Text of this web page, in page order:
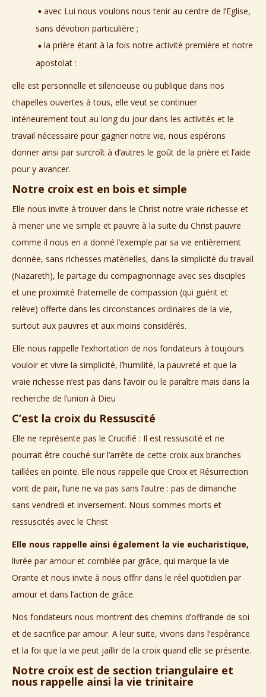
avec Lui nous voulons nous tenir au centre de l’Eglise,
sans dévotion particulière ;
la prière étant à la fois notre activité première et notre
apostolat :
elle est personnelle et silencieuse ou publique dans nos
chapelles ouvertes à tous, elle veut se continuer
intérieurement tout au long du jour dans les activités et le
travail nécessaire pour gagner notre vie, nous espérons
donner ainsi par surcroît à d’autres le goût de la prière et l’aide
pour y avancer.
Notre croix est en bois et simple
Elle nous invite à trouver dans le Christ notre vraie richesse et
à mener une vie simple et pauvre à la suite du Christ pauvre
comme il nous en a donné l’exemple par sa vie entièrement
donnée, sans richesses matérielles, dans la simplicité du travail
(Nazareth), le partage du compagnonnage avec ses disciples
et une proximité fraternelle de compassion (qui guérit et
relève) offerte dans les circonstances ordinaires de la vie,
surtout aux pauvres et aux moins considérés.
Elle nous rappelle l’exhortation de nos fondateurs à toujours
vouloir et vivre la simplicité, l’humilité, la pauvreté et que la
vraie richesse n’est pas dans l’avoir ou le paraître mais dans la
recherche de l’union à Dieu
C’est la croix du Ressuscité
Elle ne représente pas le Crucifié : Il est ressuscité et ne
pourrait être couché sur l’arrête de cette croix aux branches
taillées en pointe. Elle nous rappelle que Croix et Résurrection
vont de pair, l’une ne va pas sans l’autre : pas de dimanche
sans vendredi et inversement. Nous sommes morts et
ressuscités avec le Christ
Elle nous rappelle ainsi également la vie eucharistique,
livrée par amour et comblée par grâce, qui marque la vie
Orante et nous invite à nous offrir dans le réel quotidien par
amour et dans l’action de grâce.
Nos fondateurs nous montrent des chemins d’offrande de soi
et de sacrifice par amour. A leur suite, vivons dans l’espérance
et la foi que la vie peut jaillir de la croix quand elle se présente.
Notre croix est de section triangulaire et
nous rappelle ainsi la vie trinitaire